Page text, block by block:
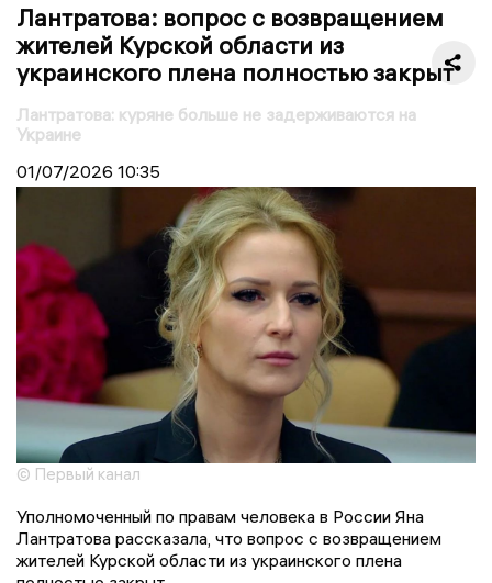
Лантратова: вопрос с возвращением
жителей Курской области из
украинского плена полностью закрыт
Лантратова: куряне больше не задерживаются на
Украине
01/07/2026 10:35
© Первый канал
Уполномоченный по правам человека в России Яна
Лантратова рассказала, что вопрос с возвращением
жителей Курской области из украинского плена